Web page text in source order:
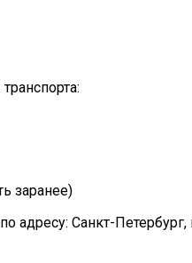
заранее)
адресу: Санкт-